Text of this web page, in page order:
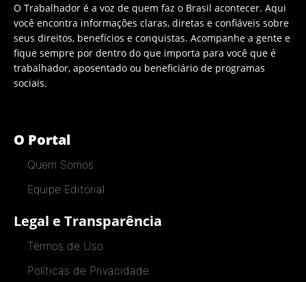
O Trabalhador é a voz de quem faz o Brasil acontecer. Aqui
você encontra informações claras, diretas e confiáveis sobre
seus direitos, benefícios e conquistas. Acompanhe a gente e
fique sempre por dentro do que importa para você que é
trabalhador, aposentado ou beneficiário de programas
sociais.
O Portal
Quem Somos
Equipe Editorial
Legal e Transparência
Termos de Uso
Políticas de Privacidade